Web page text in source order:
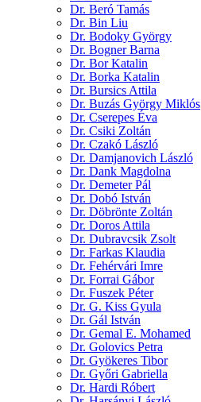
Dr. Beró Tamás
Dr. Bin Liu
Dr. Bodoky György
Dr. Bogner Barna
Dr. Bor Katalin
Dr. Borka Katalin
Dr. Bursics Attila
Dr. Buzás György Miklós
Dr. Cserepes Éva
Dr. Csiki Zoltán
Dr. Czakó László
Dr. Damjanovich László
Dr. Dank Magdolna
Dr. Demeter Pál
Dr. Dobó István
Dr. Döbrönte Zoltán
Dr. Doros Attila
Dr. Dubravcsik Zsolt
Dr. Farkas Klaudia
Dr. Fehérvári Imre
Dr. Forrai Gábor
Dr. Fuszek Péter
Dr. G. Kiss Gyula
Dr. Gál István
Dr. Gemal E. Mohamed
Dr. Golovics Petra
Dr. Gyökeres Tibor
Dr. Győri Gabriella
Dr. Hardi Róbert